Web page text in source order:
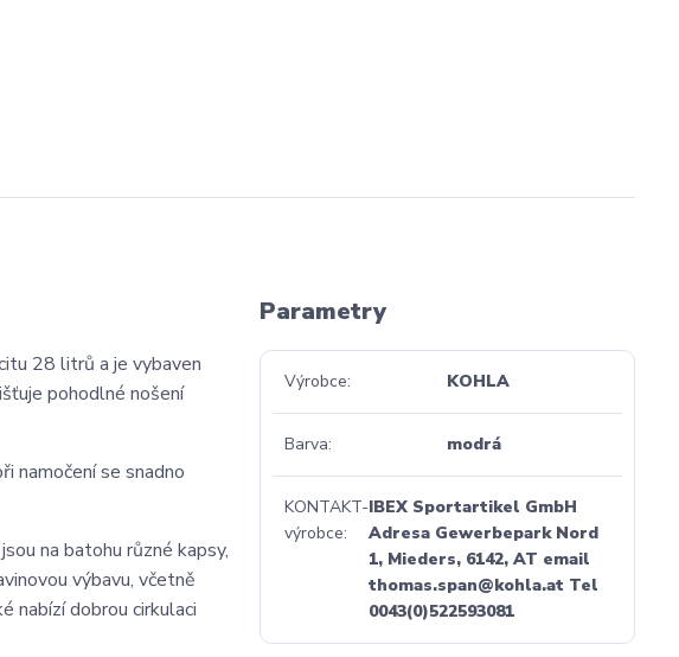
28 litrů a je vybaven
pohodlné nošení
namočení se snadno
na batohu různé kapsy,
výbavu, včetně
nabízí dobrou cirkulaci
Parametry
Výrobce KOHLA
Barva modrá
KONTAKT-
výrobce
IBEX Sportartikel GmbH
Adresa Gewerbepark Nord
1, Mieders, 6142, AT email
thomas.span@kohla.at Tel
0043(0)522593081